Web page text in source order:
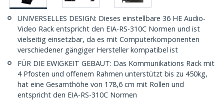
UNIVERSELLES DESIGN: Dieses einstellbare 36 HE Audio-
Video Rack entspricht den EIA-RS-310C Normen und ist
vielseitig einsetzbar, da es mit Computerkomponenten
verschiedener gängiger Hersteller kompatibel ist
FÜR DIE EWIGKEIT GEBAUT: Das Kommunikations Rack mit
4 Pfosten und offenem Rahmen unterstützt bis zu 450kg,
hat eine Gesamthöhe von 178,6 cm mit Rollen und
entspricht den EIA-RS-310C Normen